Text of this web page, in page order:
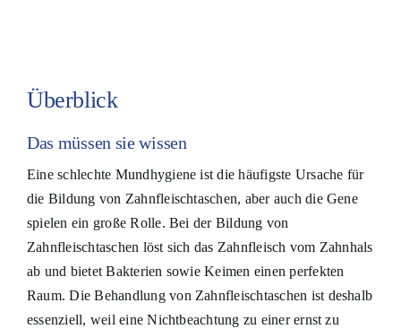
Überblick
Das müssen sie wissen
Eine schlechte Mundhygiene ist die häufigste Ursache für
die Bildung von Zahnfleischtaschen, aber auch die Gene
spielen ein große Rolle. Bei der Bildung von
Zahnfleischtaschen löst sich das Zahnfleisch vom Zahnhals
ab und bietet Bakterien sowie Keimen einen perfekten
Raum. Die Behandlung von Zahnfleischtaschen ist deshalb
essenziell, weil eine Nichtbeachtung zu einer ernst zu